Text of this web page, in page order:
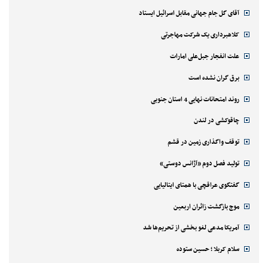
آقای گل جام جهانی مقابل اسرائیل ایستاد
کلاهبرداری یک شرکت مهاجرتی
علت انفجار جبل‌علی امارات
برق گران نشده است
روند امتحانات نهایی 4 استان جنوبی
چاقوکشی در لندن
توقف واگذاری زمین در قشم
تولید فصل دوم «آژانس دوستی»
گفتگوی عراقچی با همتای ایتالیایی
موج بازگشت زائران اربعین
آمریکا مدعی لغو بخشی از تحریم‌ها شد
سلام کربلا ؛ حسین ستوده